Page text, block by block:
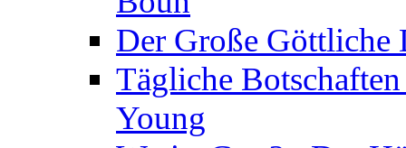
Der Große
Tägliche
Young